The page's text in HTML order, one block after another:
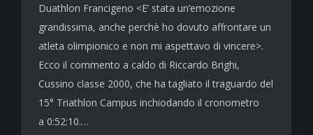
Duathlon Francigeno <E’ stata un’emozione
grandissima, anche perchè ho dovuto affrontare un
atleta olimpionico e non mi aspettavo di vincere>.
Ecco il commento a caldo di Riccardo Brighi,
Cussino classe 2000, che ha tagliato il traguardo del
15° Triathlon Campus inchiodando il cronometro
a 0:52:10.…